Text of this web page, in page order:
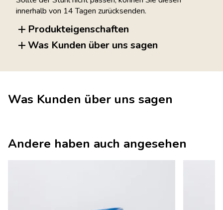
innerhalb von 14 Tagen zurücksenden.
Produkteigenschaften
Was Kunden über uns sagen
Was Kunden über uns sagen
Andere haben auch angesehen